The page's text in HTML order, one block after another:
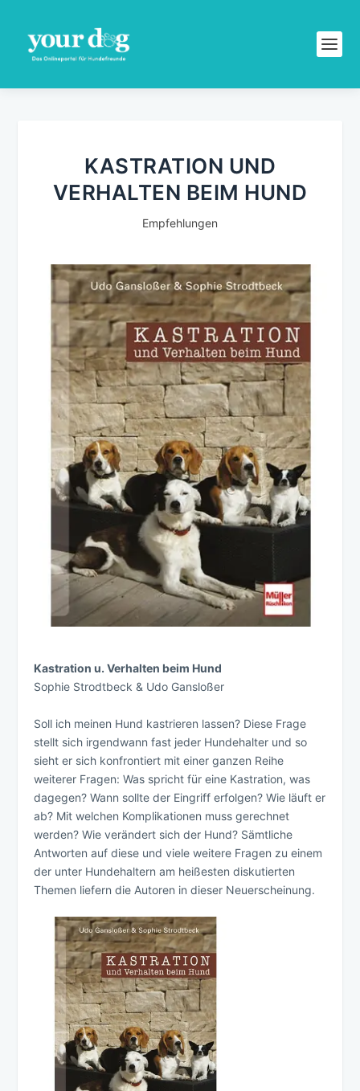
KASTRATION UND
VERHALTEN BEIM HUND
Empfehlungen
Kastration u. Verhalten beim Hund
Sophie Strodtbeck & Udo Gansloßer
Soll ich meinen Hund kastrieren lassen? Diese Frage
stellt sich irgendwann fast jeder Hundehalter und so
sieht er sich konfrontiert mit einer ganzen Reihe
weiterer Fragen: Was spricht für eine Kastration, was
dagegen? Wann sollte der Eingriff erfolgen? Wie läuft er
ab? Mit welchen Komplikationen muss gerechnet
werden? Wie verändert sich der Hund? Sämtliche
Antworten auf diese und viele weitere Fragen zu einem
der unter Hundehaltern am heißesten diskutierten
Themen liefern die Autoren in dieser Neuerscheinung.